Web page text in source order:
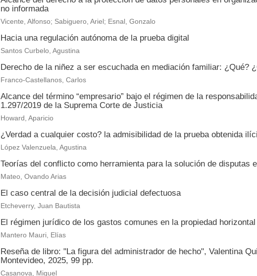
no informada
Vicente, Alfonso; Sabiguero, Ariel; Esnal, Gonzalo
Hacia una regulación autónoma de la prueba digital
Santos Curbelo, Agustina
Derecho de la niñez a ser escuchada en mediación familiar: ¿Qué?
Franco-Castellanos, Carlos
Alcance del término “empresario” bajo el régimen de la
1.297/2019 de la Suprema Corte de Justicia
Howard, Aparicio
¿Verdad a cualquier costo? la admisibilidad de la prueba obtenida
López Valenzuela, Agustina
Teorías del conflicto como herramienta para la solución de disputas
Mateo, Ovando Arias
El caso central de la decisión judicial defectuosa
Etcheverry, Juan Bautista
El régimen jurídico de los gastos comunes en la propiedad horizontal
Mantero Mauri, Elías
Reseña de libro: "La figura del administrador de hecho", Valentina
Montevideo, 2025, 99 pp.
Casanova, Miguel